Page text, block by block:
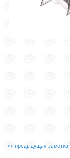
<< предыдущая заметка